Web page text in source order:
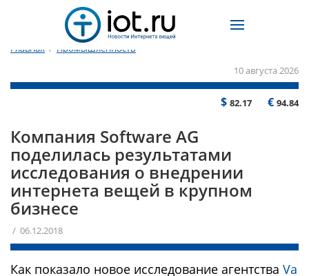
Главная / Промышленность
10 августа 2026
$ 82.17 € 94.84
Компания Software AG
поделилась результатами
исследования о внедрении
интернета вещей в крупном
бизнесе
/ 06.12.2018
Как показало новое исследование агентства Va